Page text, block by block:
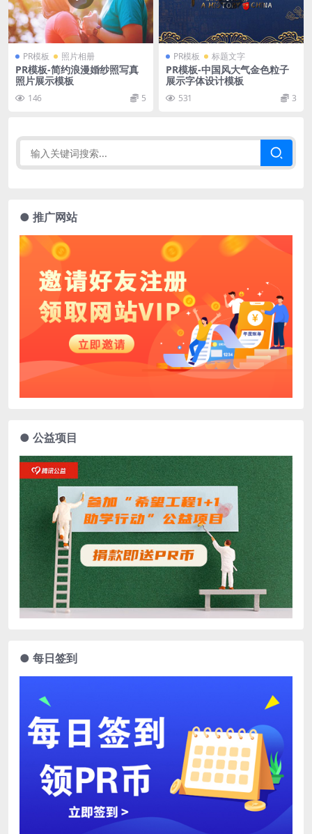
PR模板 照片相册
PR模板-简约浪漫婚纱照写真
照片展示模板
146 5
PR模板 标题文字
PR模板-中国风大气金色粒子
展示字体设计模板
531 3
● 推广网站
● 公益项目
● 每日签到